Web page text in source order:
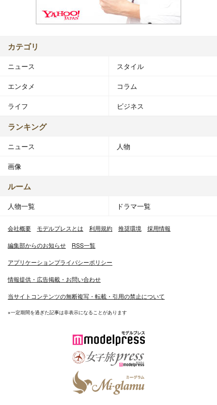
カテゴリ
ニュース スタイル
エンタメ コラム
ライフ ビジネス
ランキング
ニュース 人物
画像
ルーム
人物一覧 ドラマ一覧
会社概要 モデルプレスとは 利用規約 推奨環境 採用情報
編集部からのお知らせ RSS一覧
アプリケーションプライバシーポリシー
情報提供・広告掲載・お問い合わせ
当サイトコンテンツの無断複写・転載・引用の禁止について
※一定期間を過ぎた記事は非表示になることがあります